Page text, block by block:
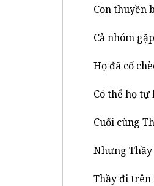
Con thuyền
Cả nhóm
Họ đã cố
Có thể họ
Cuối cùng
Nhưng
Thầy đi trên